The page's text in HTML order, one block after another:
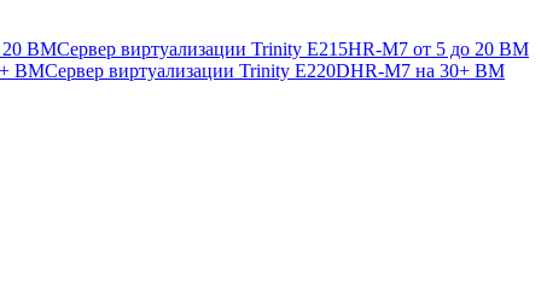
Сервер виртуализации Trinity E215HR-M7 от 5 до 20 ВМ
Сервер виртуализации Trinity E220DHR-M7 на 30+ ВМ